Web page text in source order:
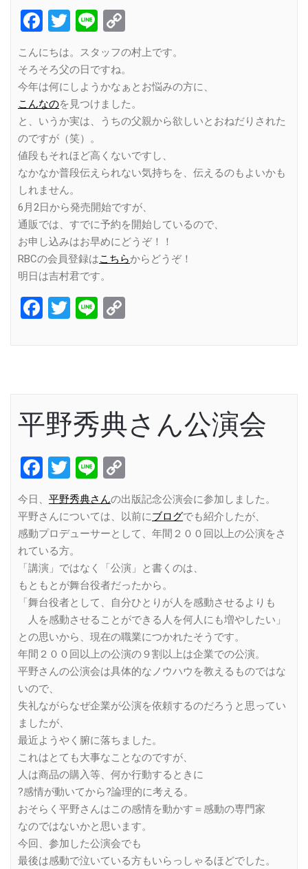
Facebook
Twitter
Line
Link
こんにちは。スタッフの村上です。
そろそろ父の日ですね。
今年は何にしようかなぁとお悩みの方に、
こんなのを見つけました。
と、いうか実は、うちの父親から欲しいとおねだりされた
のですが（笑）。
値段もそれほど高くないですし、
なかなか普段伝えられない気持ちを、伝えるのもよいかも
しれません。
6月2日から発売開始ですが、
通販では、すでに予約を開始しているので、
お申し込みはお早めにどうぞ！！
RBCの会員登録はこちらからどうぞ！
明日は吉村君です。
Facebook
Twitter
Line
平野秀典さん公演会
Facebook
Twitter
Line
Link
今日、 平野秀典さんの出版記念公演会に参加しました。
平野さんについては、以前にブログでも紹介したが、
感動プロデューサーとして、年間２００回以上の公演をさ
れている方。
「講演」ではなく「公演」と書くのは、
もともとが舞台役者だったから。
「舞台役者として、自分ひとりが人を感動させるよりも
人を感動させることができる人を何人にも増やしたい」
との思いから、現在の職業につかれたそうです。
年間２００回以上の公演の９割以上は企業での公演。
平野さんの公演会は具体的なノウハウを教えるものではな
いので、
失礼ながらなぜ企業が公演を依頼するのだろうと思ってい
ましたが、
最近ようやく腑に落ちました。
これはとても大事なことなのですが、
人は商品の購入等、何か行動するときに
?感情が動いてから?論理的に考える。
おそらく平野さんはこの感情を動かす＝感動の専門家
なのではないかと思います。
今回、参加した公演会でも
最後は感動で泣いている方もいらっしゃるほどでした。